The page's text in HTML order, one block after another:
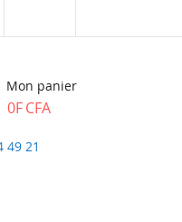
Mon panier
0F CFA
49 21